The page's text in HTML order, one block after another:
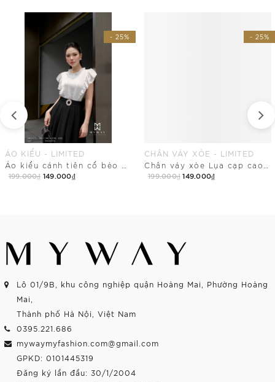
- 25%
ÁO KIỂU - LIMITED
199.000₫ 149.000₫
- 25%
CHÂN VÁY XÒE - LIMITED
199.000₫ 149.000₫
Lô 01/9B, khu công nghiệp quận Hoàng Mai, Phường Hoàng
Mai,
Thành phố Hà Nội, Việt Nam
0395.221.686
mywaymyfashion.com@gmail.com
GPKD: 0101445319
Đăng ký lần đầu: 30/1/2004